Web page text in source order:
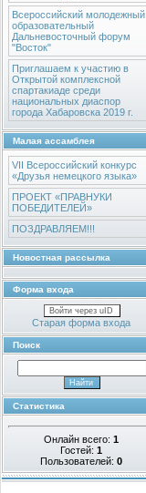
Всероссийский молодежный
образовательный
Дальневосточный форум
"Восток"
Приглашаем к участию в
Открытой комплексной
спартакиаде среди
национальных диаспор
города Хабаровска 2019 г.
Малая ассамблея
VII Всероссийский конкурс
«Друзья немецкого языка»
ПРОЕКТ «ПРАВНУКИ
ПОБЕДИТЕЛЕЙ»
ПОЗДРАВЛЯЕМ!!!
Новостная рассылка
Форма входа
Войти через uID
Старая форма входа
Поиск
Статистика
Онлайн всего:1
Гостей:1
Пользователей:0